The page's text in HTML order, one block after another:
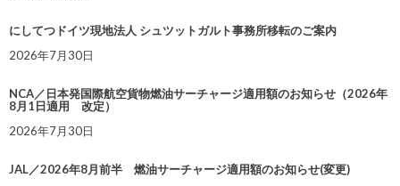
にしてつドイツ現地法人 シュツットガルト事務所移転のご案内
2026年7月30日
NCA／日本発国際航空貨物燃油サーチャージ適用額のお知らせ（2026年
8月1日適用 改定）
2026年7月30日
JAL／2026年8月前半 燃油サーチャージ適用額のお知らせ(変更)